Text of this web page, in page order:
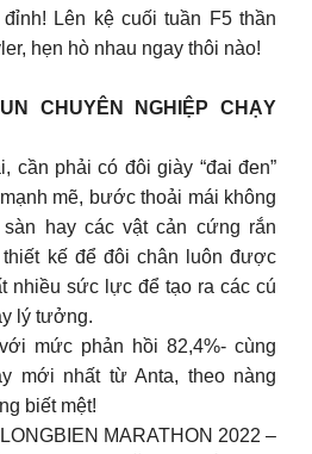
Lên kệ cuối tuần F5 thần
hẹn hò nhau ngay thôi nào!
CHUYÊN NGHIỆP CHẠY
cần phải có đôi giày “đai đen”
mẽ, bước thoải mái không
hay các vật cản cứng rắn
kế để đôi chân luôn được
nhiều sức lực để tạo ra các cú
lý tưởng.
mức phản hồi 82,4%- cùng
mới nhất từ Anta, theo nàng
biết mệt!
MARATHON 2022 –